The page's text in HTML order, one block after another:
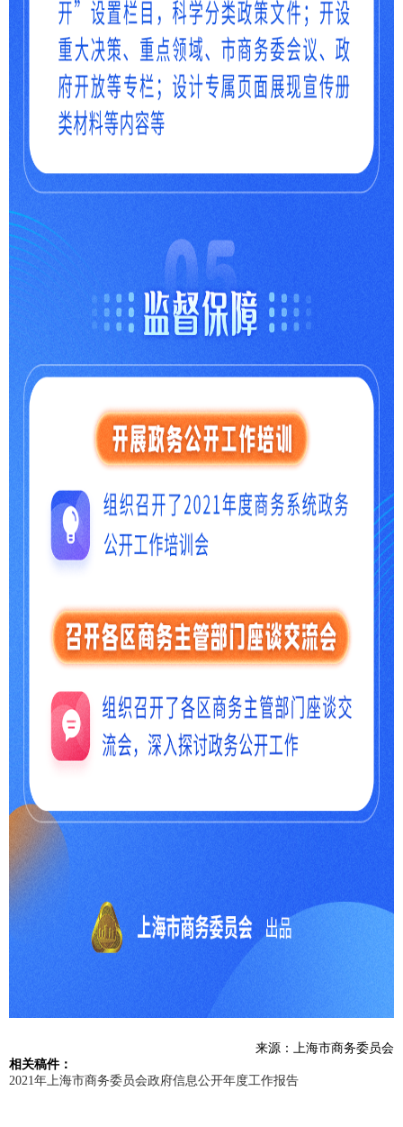
来源：上海市商务委员会
相关稿件：
2021年上海市商务委员会政府信息公开年度工作报告